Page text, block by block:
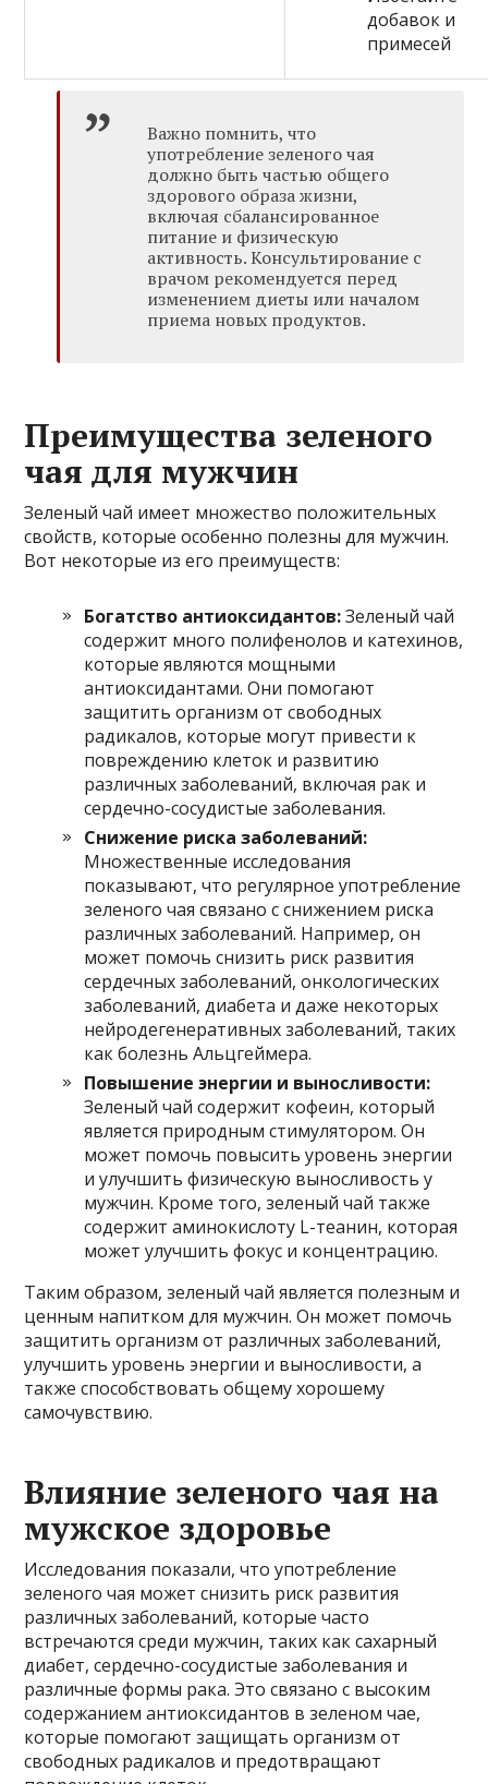
добавок и
примесей
Важно помнить, что
употребление зеленого чая
должно быть частью общего
здорового образа жизни,
включая сбалансированное
питание и физическую
активность. Консультирование с
врачом рекомендуется перед
изменением диеты или началом
приема новых продуктов.
Преимущества зеленого
чая для мужчин
Зеленый чай имеет множество положительных
свойств, которые особенно полезны для мужчин.
Вот некоторые из его преимуществ:
Богатство антиоксидантов:Зеленый чай
содержит много полифенолов и катехинов,
которые являются мощными
антиоксидантами. Они помогают
защитить организм от свободных
радикалов, которые могут привести к
повреждению клеток и развитию
различных заболеваний, включая рак и
сердечно-сосудистые заболевания.
Снижение риска заболеваний:
Множественные исследования
показывают, что регулярное употребление
зеленого чая связано с снижением риска
различных заболеваний. Например, он
может помочь снизить риск развития
сердечных заболеваний, онкологических
заболеваний, диабета и даже некоторых
нейродегенеративных заболеваний, таких
как болезнь Альцгеймера.
Повышение энергии и выносливости:
Зеленый чай содержит кофеин, который
является природным стимулятором. Он
может помочь повысить уровень энергии
и улучшить физическую выносливость у
мужчин. Кроме того, зеленый чай также
содержит аминокислоту L-теанин, которая
может улучшить фокус и концентрацию.
Таким образом, зеленый чай является полезным и
ценным напитком для мужчин. Он может помочь
защитить организм от различных заболеваний,
улучшить уровень энергии и выносливости, а
также способствовать общему хорошему
самочувствию.
Влияние зеленого чая на
мужское здоровье
Исследования показали, что употребление
зеленого чая может снизить риск развития
различных заболеваний, которые часто
встречаются среди мужчин, таких как сахарный
диабет, сердечно-сосудистые заболевания и
различные формы рака. Это связано с высоким
содержанием антиоксидантов в зеленом чае,
которые помогают защищать организм от
свободных радикалов и предотвращают